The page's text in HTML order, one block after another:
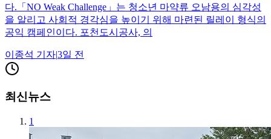
다.「NO Weak Challenge」는 청소년 마약류 오남용의 심각성
을 알리고 사회적 경각심을 높이기 위해 마련된 릴레이 형식의
공익 캠페인이다. 포천도시공사, 의
이종석 기자|3일 전
최신뉴스
1